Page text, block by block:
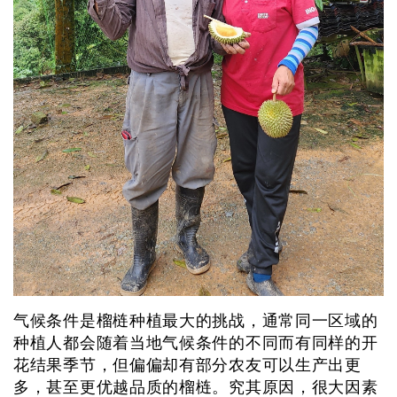
气候条件是榴梿种植最大的挑战，通常同一区域的
种植人都会随着当地气候条件的不同而有同样的开
花结果季节，但偏偏却有部分农友可以生产出更
多，甚至更优越品质的榴梿。究其原因，很大因素